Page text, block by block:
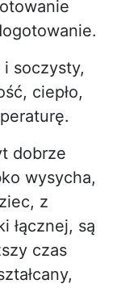
soczysty,
ciepło,
dobrze
wysycha,
z
łącznej, są
czas